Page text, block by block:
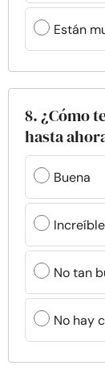
Están
8. ¿Cómo
hasta
Buena
Increíble
No tan
No hay